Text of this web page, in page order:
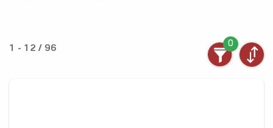
1 - 12 / 96
0